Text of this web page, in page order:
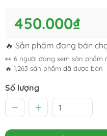
450.000₫
🔥 Sản phẩm đang bán
👀 6 người đang xem sản phẩm
🔥 1,263 sản phẩm đã được bán
Số lượng